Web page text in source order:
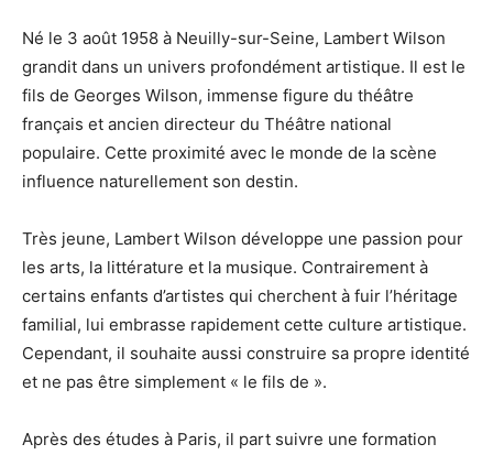
Né le 3 août 1958 à Neuilly-sur-Seine, Lambert Wilson
grandit dans un univers profondément artistique. Il est le
fils de Georges Wilson, immense figure du théâtre
français et ancien directeur du Théâtre national
populaire. Cette proximité avec le monde de la scène
influence naturellement son destin.
Très jeune, Lambert Wilson développe une passion pour
les arts, la littérature et la musique. Contrairement à
certains enfants d’artistes qui cherchent à fuir l’héritage
familial, lui embrasse rapidement cette culture artistique.
Cependant, il souhaite aussi construire sa propre identité
et ne pas être simplement « le fils de ».
Après des études à Paris, il part suivre une formation